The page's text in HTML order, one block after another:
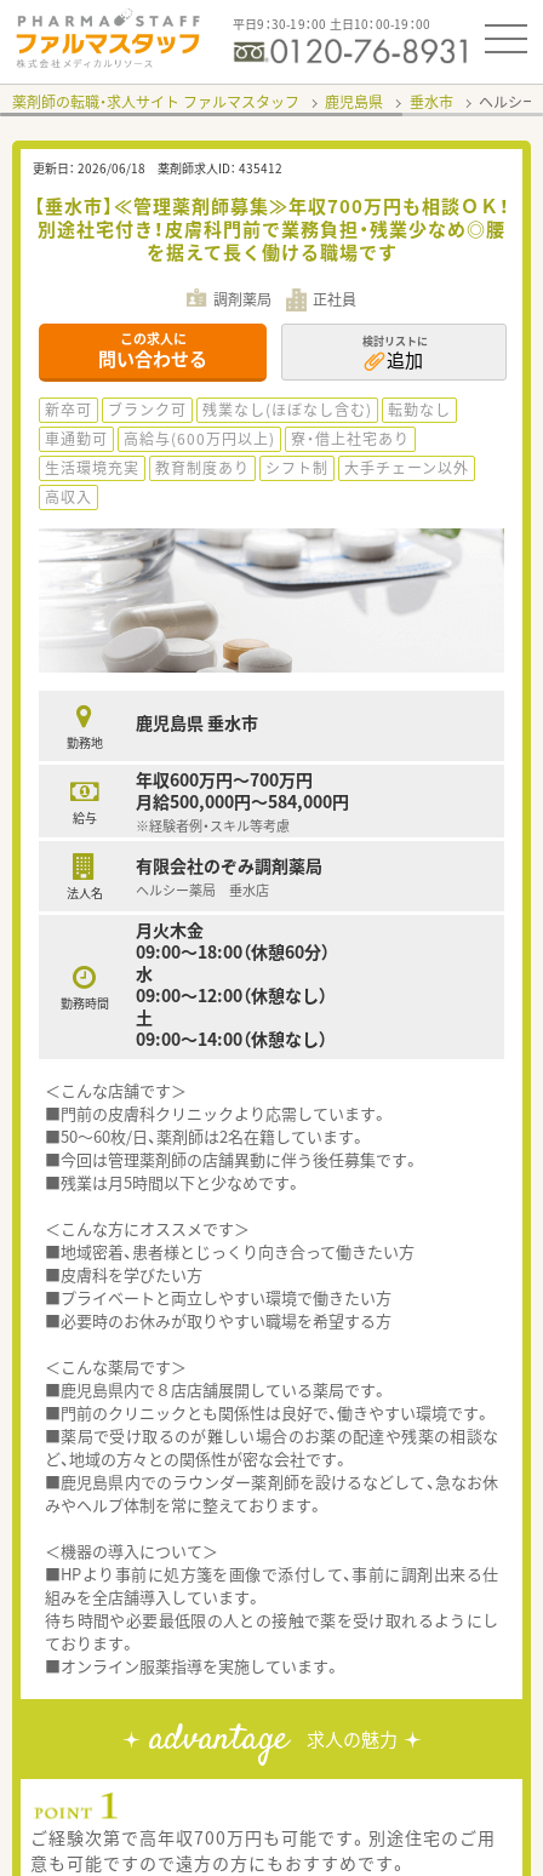
平日9：30-19：00 土日10：00-19：00
薬剤師の転職・求人サイト ファルマスタッフ 鹿児島県 垂水市 ヘルシ
更新日： 2026/06/18 薬剤師求人ID： 435412
【垂水市】≪管理薬剤師募集≫年収700万円も相談ＯＫ！
別途社宅付き！皮膚科門前で業務負担・残業少なめ◎腰
を据えて長く働ける職場です
調剤薬局 正社員
この求人に
問い合わせる
検討リストに
追加
新卒可 ブランク可 残業なし(ほぼなし含む)
転勤なし
車通勤可
高給与(600万円以上)
寮・借上社宅あり
生活環境充実
教育制度あり シフト制
大手チェーン以外
高収入
勤務地
鹿児島県 垂水市
給与
年収600万円～700万円
月給500,000円～584,000円
※経験者例・スキル等考慮
法人名
有限会社のぞみ調剤薬局
ヘルシー薬局 垂水店
勤務時間
月火木金
09:00～18:00（休憩60分）
水
09:00～12:00（休憩なし）
土
09:00～14:00（休憩なし）
＜こんな店舗です＞
■門前の皮膚科クリニックより応需しています。
■50～60枚/日、薬剤師は2名在籍しています。
■今回は管理薬剤師の店舗異動に伴う後任募集です。
■残業は月5時間以下と少なめです。
＜こんな方にオススメです＞
■地域密着、患者様とじっくり向き合って働きたい方
■皮膚科を学びたい方
■プライベートと両立しやすい環境で働きたい方
■必要時のお休みが取りやすい職場を希望する方
＜こんな薬局です＞
■鹿児島県内で８店店舗展開している薬局です。
■門前のクリニックとも関係性は良好で、働きやすい環境です。
■薬局で受け取るのが難しい場合のお薬の配達や残薬の相談な
ど、地域の方々との関係性が密な会社です。
■鹿児島県内でのラウンダー薬剤師を設けるなどして、急なお休
みやヘルプ体制を常に整えております。
＜機器の導入について＞
■HPより事前に処方箋を画像で添付して、事前に調剤出来る仕
組みを全店舗導入しています。
待ち時間や必要最低限の人との接触で薬を受け取れるようにし
ております。
■オンライン服薬指導を実施しています。
advantage 求人の魅力
ご経験次第で高年収700万円も可能です。別途住宅のご用
意も可能ですので遠方の方にもおすすめです。